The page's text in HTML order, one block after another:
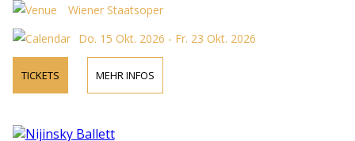
Wiener Staatsoper
Do. 15 Okt. 2026 - Fr. 23 Okt. 2026
TICKETS MEHR INFOS